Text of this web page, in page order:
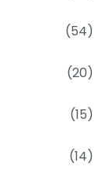
(54)
(20)
(15)
(14)